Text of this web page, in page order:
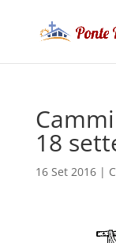
18
16 Set 2016|